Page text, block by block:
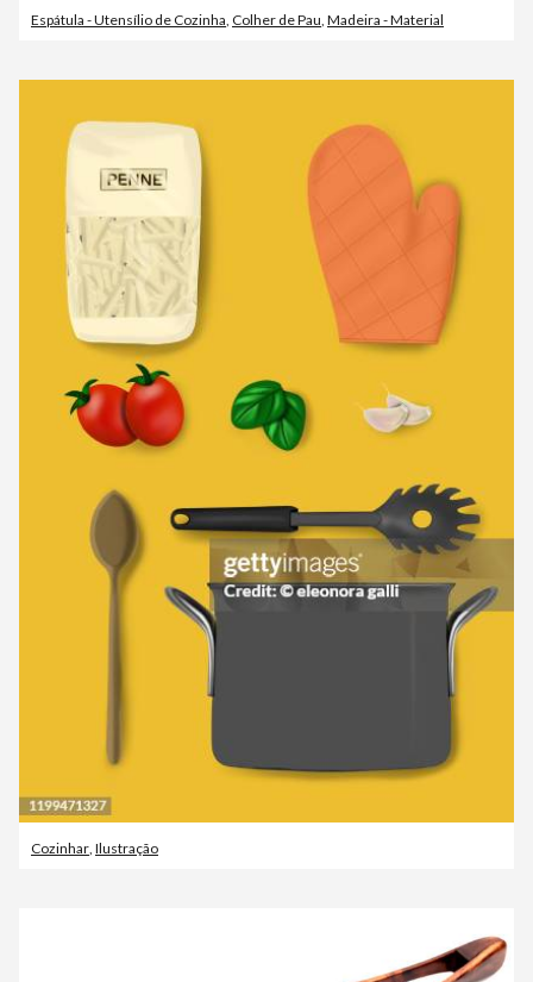
Espátula - Utensílio de Cozinha Colher de Pau Madeira - Material
Cozinhar Ilustração